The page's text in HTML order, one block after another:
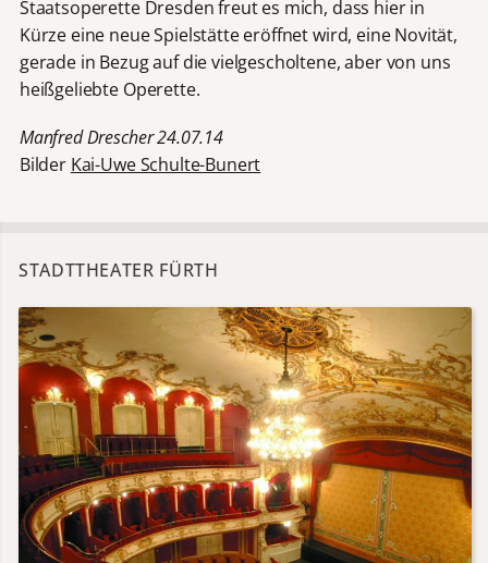
Staatsoperette Dresden freut es mich, dass hier in
Kürze eine neue Spielstätte eröffnet wird, eine Novität,
gerade in Bezug auf die vielgescholtene, aber von uns
heißgeliebte Operette.
Manfred Drescher 24.07.14
Bilder Kai-Uwe Schulte-Bunert
STADTTHEATER FÜRTH